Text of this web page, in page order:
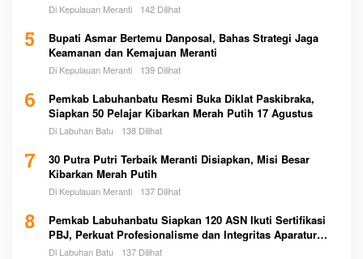
Di Kepulauan Meranti 142 Dilihat
5
Bupati Asmar Bertemu Danposal, Bahas Strategi Jaga
Keamanan dan Kemajuan Meranti
Di Kepulauan Meranti 139 Dilihat
6
Pemkab Labuhanbatu Resmi Buka Diklat Paskibraka,
Siapkan 50 Pelajar Kibarkan Merah Putih 17 Agustus
Di Labuhan Batu 138 Dilihat
7
30 Putra Putri Terbaik Meranti Disiapkan, Misi Besar
Kibarkan Merah Putih
Di Kepulauan Meranti 137 Dilihat
8
Pemkab Labuhanbatu Siapkan 120 ASN Ikuti Sertifikasi
PBJ, Perkuat Profesionalisme dan Integritas Aparatur
Pemerintah
Di Labuhan Batu 137 Dilihat